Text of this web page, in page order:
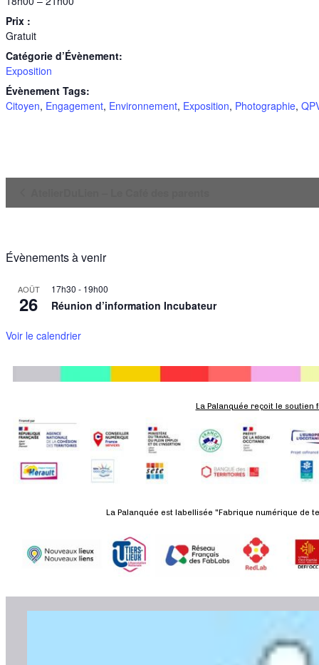
Prix :
Gratuit
Catégorie d’Évènement:
Exposition
Évènement Tags:
Citoyen, Engagement, Environnement, Exposition, Photographie,
Évènements à venir
AOÛT
26
17h30 - 19h00
Réunion d’information Incubateur
Voir le calendrier
La Palanquée reçoit le soutien
La Palanquée est labellisée "Fabrique numérique de